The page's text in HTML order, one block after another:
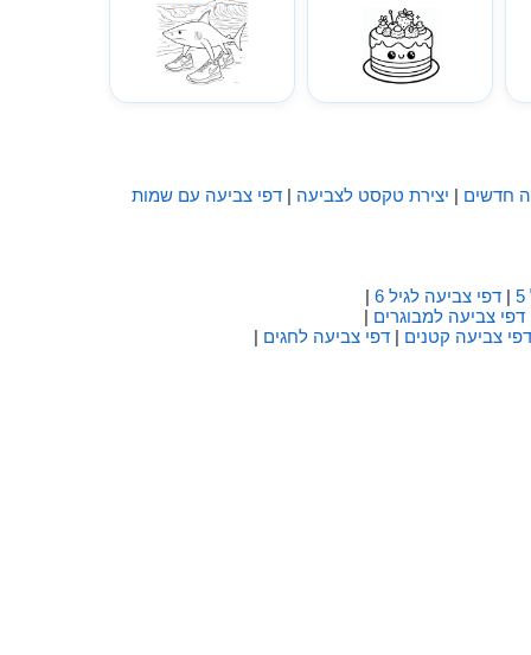
חדשים | יצירת טקסט לצביעה | דפי צביעה עם שמות
| דפי צביעה לגיל 6
|
דפי צביעה למבוגרים |
דפי צביעה קטנים |דפי צביעה לחגים |